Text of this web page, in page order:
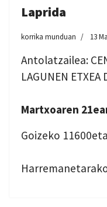
Laprida
korrika munduan 13
Antolatzailea:
LAGUNEN ETXEA
Martxoaren
Goizeko